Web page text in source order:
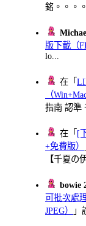
銘。。。
版下載（
lo...
在「
（
指南 認準
在「 [
+免費版）
【千夏の
bowie
可批次處
JPEG）
」